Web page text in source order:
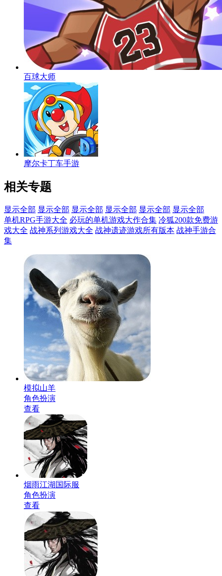
百球大师
摩尔卡丁车手游
相关专题
显示全部 显示全部 显示全部 显示全部 显示全部 显示全部
单机RPG手游大全 必玩的单机游戏大作合集 冷狐200款免费游
戏大全 战神系列游戏大全 战神遗迹游戏所有版本 战神手游合
集
模拟山羊
角色扮演
查看
烟雨江湖国际服
角色扮演
查看